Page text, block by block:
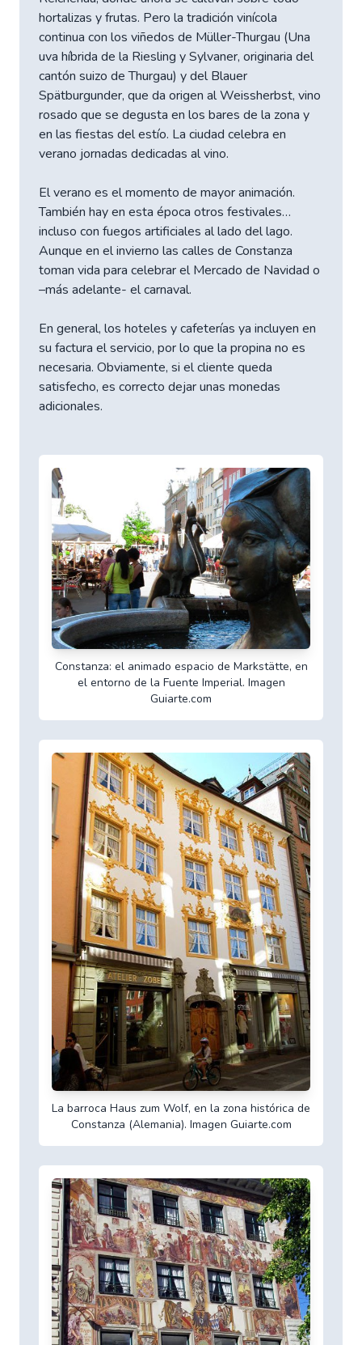
hortalizas y frutas. Pero la tradición vinícola
continua con los viñedos de Müller-Thurgau (Una
uva híbrida de la Riesling y Sylvaner, originaria del
cantón suizo de Thurgau) y del Blauer
Spätburgunder, que da origen al Weissherbst, vino
rosado que se degusta en los bares de la zona y
en las fiestas del estío. La ciudad celebra en
verano jornadas dedicadas al vino.
El verano es el momento de mayor animación.
También hay en esta época otros festivales…
incluso con fuegos artificiales al lado del lago.
Aunque en el invierno las calles de Constanza
toman vida para celebrar el Mercado de Navidad o
–más adelante- el carnaval.
En general, los hoteles y cafeterías ya incluyen en
su factura el servicio, por lo que la propina no es
necesaria. Obviamente, si el cliente queda
satisfecho, es correcto dejar unas monedas
adicionales.
Constanza: el animado espacio de Markstätte, en
el entorno de la Fuente Imperial. Imagen
Guiarte.com
La barroca Haus zum Wolf, en la zona histórica de
Constanza (Alemania). Imagen Guiarte.com